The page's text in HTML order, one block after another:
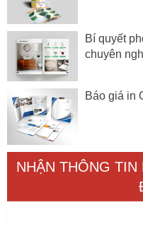
Bí quyết
chuyên
Báo giá in
NHẬN THÔNG